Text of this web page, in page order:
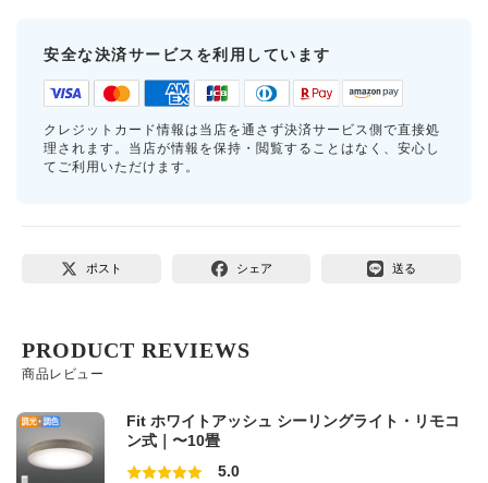
安全な決済サービスを利用しています
クレジットカード情報は当店を通さず決済サービス側で直接処
理されます。当店が情報を保持・閲覧することはなく、安心し
てご利用いただけます。
ポスト シェア 送る
商品レビュー
PRODUCT REVIEWS
Fit ホワイトアッシュ シーリングライト・リモコ
ン式｜〜10畳
5.0